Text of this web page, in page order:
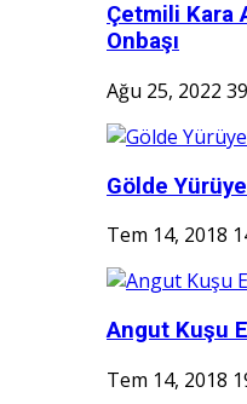
Çetmili Kara
Onbaşı
Ağu 25, 2022
Gölde
Tem 14, 2018
Angut Kuşu
Tem 14, 2018